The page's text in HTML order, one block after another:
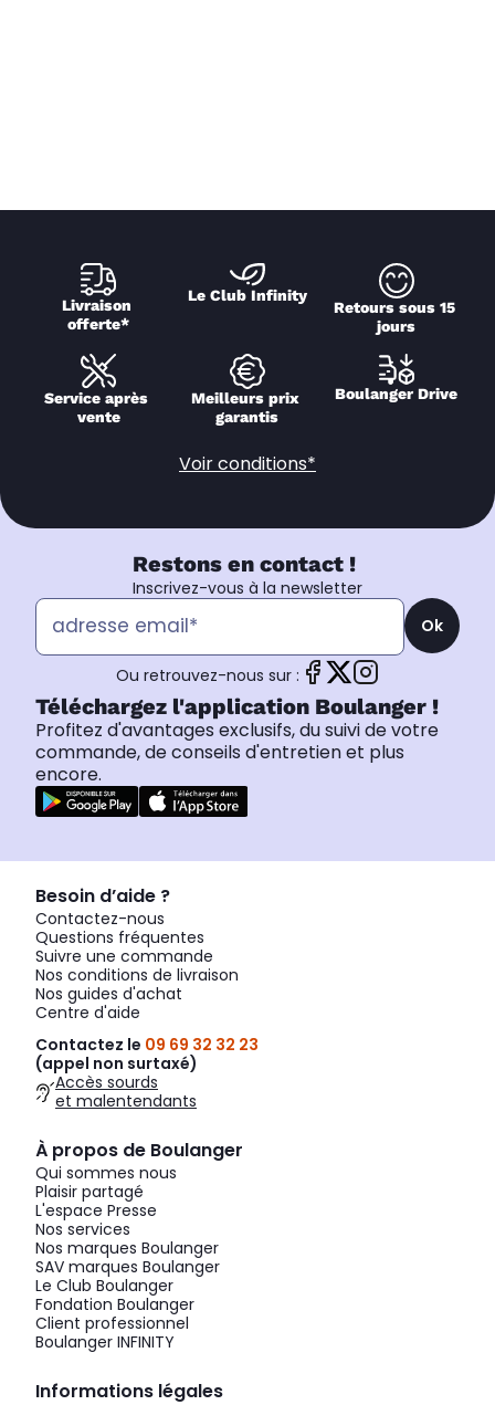
Livraison
offerte*
Le Club Infinity
Retours sous 15
jours
Service après
vente
Meilleurs prix
garantis
Boulanger Drive
Voir conditions*
Restons en contact !
Inscrivez-vous à la newsletter
Ok
Ou retrouvez-nous sur :
Téléchargez l'application Boulanger !
Profitez d'avantages exclusifs, du suivi de votre
commande, de conseils d'entretien et plus
encore.
Besoin d’aide ?
Contactez-nous
Questions fréquentes
Suivre une commande
Nos conditions de livraison
Nos guides d'achat
Centre d'aide
Contactez le 09 69 32 32 23
(appel non surtaxé)
Accès sourds
et malentendants
À propos de Boulanger
Qui sommes nous
Plaisir partagé
L'espace Presse
Nos services
Nos marques Boulanger
SAV marques Boulanger
Le Club Boulanger
Fondation Boulanger
Client professionnel
Boulanger INFINITY
Informations légales